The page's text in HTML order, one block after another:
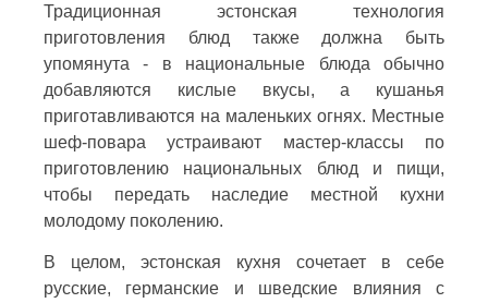
Традиционная эстонская технология
приготовления блюд также должна быть
упомянута - в национальные блюда обычно
добавляются кислые вкусы, а кушанья
приготавливаются на маленьких огнях. Местные
шеф-повара устраивают мастер-классы по
приготовлению национальных блюд и пищи,
чтобы передать наследие местной кухни
молодому поколению.
В целом, эстонская кухня сочетает в себе
русские, германские и шведские влияния с